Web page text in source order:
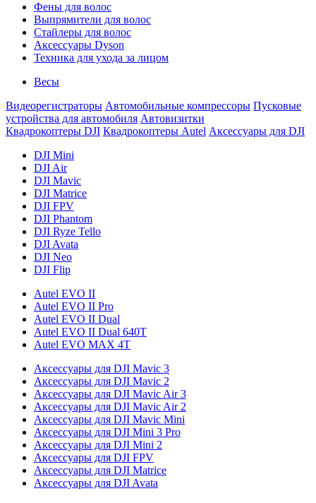
Фены для волос
Выпрямители для волос
Стайлеры для волос
Аксессуары Dyson
Техника для ухода за лицом
Весы
Видеорегистраторы Автомобильные компрессоры Пусковые
устройства для автомобиля Автовизитки
Квадрокоптеры DJI Квадрокоптеры Autel Аксессуары для DJI
DJI Mini
DJI Air
DJI Mavic
DJI Matrice
DJI FPV
DJI Phantom
DJI Ryze Tello
DJI Avata
DJI Neo
DJI Flip
Autel EVO II
Autel EVO II Pro
Autel EVO II Dual
Autel EVO II Dual 640T
Autel EVO MAX 4T
Аксессуары для DJI Mavic 3
Аксессуары для DJI Mavic 2
Аксессуары для DJI Mavic Air 3
Аксессуары для DJI Mavic Air 2
Аксессуары для DJI Mavic Mini
Аксессуары для DJI Mini 3 Pro
Аксессуары для DJI Mini 2
Аксессуары для DJI FPV
Аксессуары для DJI Matrice
Аксессуары для DJI Avata